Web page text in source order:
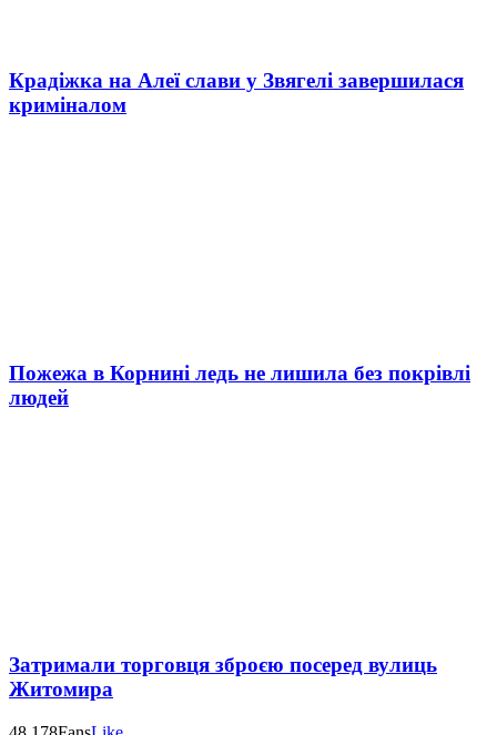
Крадіжка на Алеї слави у Звягелі завершилася
криміналом
Пожежа в Корнині ледь не лишила без покрівлі
людей
Затримали торговця зброєю посеред вулиць
Житомира